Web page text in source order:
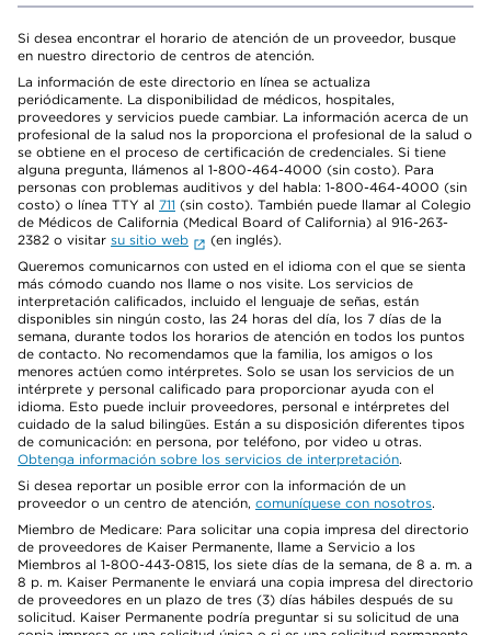
Si desea encontrar el horario de atención de un proveedor, busque
en nuestro directorio de centros de atención.
La información de este directorio en línea se actualiza
periódicamente. La disponibilidad de médicos, hospitales,
proveedores y servicios puede cambiar. La información acerca de un
profesional de la salud nos la proporciona el profesional de la salud o
se obtiene en el proceso de certificación de credenciales. Si tiene
alguna pregunta, llámenos al 1-800-464-4000 (sin costo). Para
personas con problemas auditivos y del habla: 1-800-464-4000 (sin
costo) o línea TTY al 711 (sin costo). También puede llamar al Colegio
de Médicos de California (Medical Board of California) al 916-263-
2382 o visitar su sitio web
(en inglés).
Queremos comunicarnos con usted en el idioma con el que se sienta
más cómodo cuando nos llame o nos visite. Los servicios de
interpretación calificados, incluido el lenguaje de señas, están
disponibles sin ningún costo, las 24 horas del día, los 7 días de la
semana, durante todos los horarios de atención en todos los puntos
de contacto. No recomendamos que la familia, los amigos o los
menores actúen como intérpretes. Solo se usan los servicios de un
intérprete y personal calificado para proporcionar ayuda con el
idioma. Esto puede incluir proveedores, personal e intérpretes del
cuidado de la salud bilingües. Están a su disposición diferentes tipos
de comunicación: en persona, por teléfono, por video u otras.
Obtenga información sobre los servicios de interpretación.
Si desea reportar un posible error con la información de un
proveedor o un centro de atención, comuníquese con nosotros.
Miembro de Medicare: Para solicitar una copia impresa del directorio
de proveedores de Kaiser Permanente, llame a Servicio a los
Miembros al 1-800-443-0815, los siete días de la semana, de 8 a. m. a
8 p. m. Kaiser Permanente le enviará una copia impresa del directorio
de proveedores en un plazo de tres (3) días hábiles después de su
solicitud. Kaiser Permanente podría preguntar si su solicitud de una